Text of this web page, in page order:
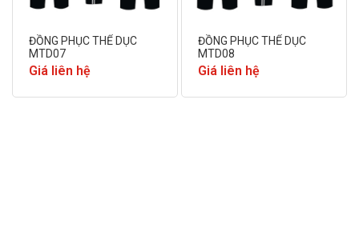
ĐỒNG PHỤC THỂ DỤC
MTD07
Giá liên hệ
ĐỒNG PHỤC THỂ DỤC
MTD08
Giá liên hệ